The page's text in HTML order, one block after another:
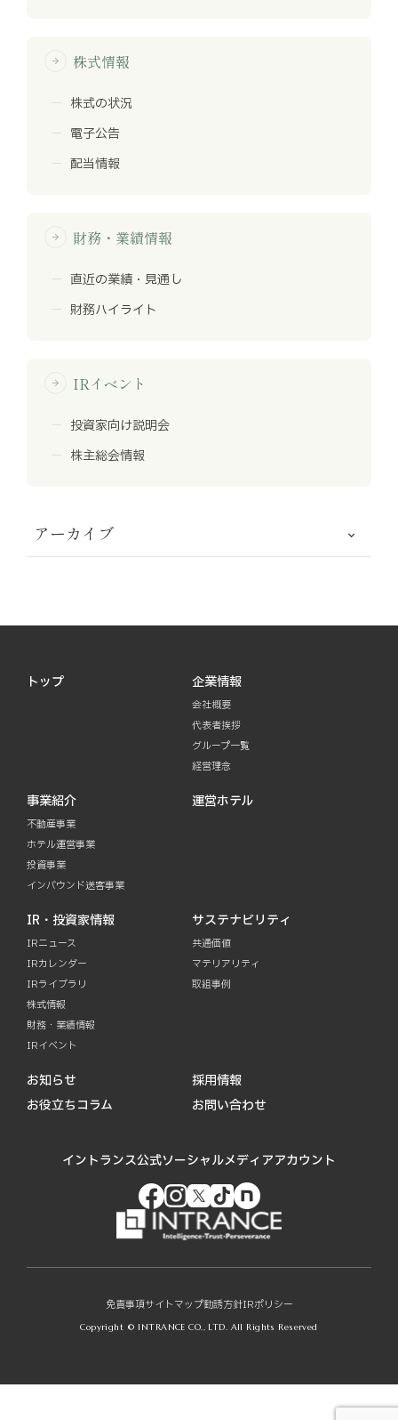
arrow_forward 株式情報
株式の状況
電子公告
配当情報
arrow_forward 財務・業績情報
直近の業績・見通し
財務ハイライト
arrow_forward IRイベント
投資家向け説明会
株主総会情報
アーカイブ
トップ 企業情報
会社概要
代表者挨拶
グループ一覧
経営理念
事業紹介
不動産事業
ホテル運営事業
投資事業
インバウンド送客事業
運営ホテル
IR・投資家情報
IRニュース
IRカレンダー
IRライブラリ
株式情報
財務・業績情報
IRイベント
サステナビリティ
共通価値
マテリアリティ
取組事例
お知らせ
お役立ちコラム
採用情報
お問い合わせ
イントランス公式ソーシャルメディアアカウント
免責事項サイトマップ勧誘方針IRポリシー
Copyright © INTRANCE CO., LTD. All Rights Reserved